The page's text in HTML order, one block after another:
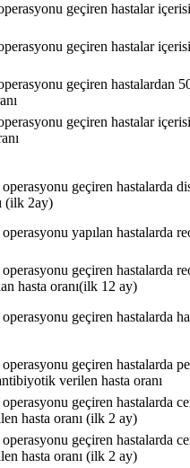
geçiren hastalar
geçiren hastalar
geçiren hastalardan
geçiren hastalar
geçiren hastalarda
(ilk 2ay)
yapılan hastalarda
geçiren hastalarda
hasta oranı(ilk 12 ay)
geçiren hastalarda
geçiren hastalarda
verilen hasta oranı
geçiren hastalarda
hasta oranı (ilk 2 ay)
geçiren hastalarda
hasta oranı (ilk 2 ay)